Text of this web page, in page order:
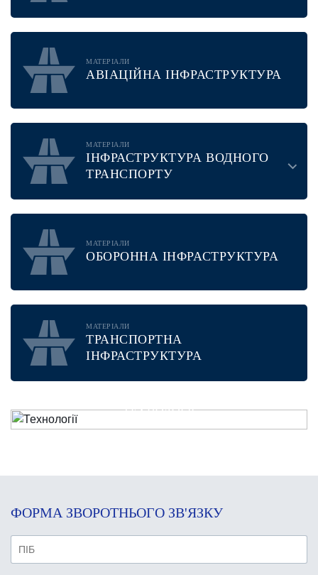
МАТЕРІАЛИ
АВІАЦІЙНА ІНФРАСТРУКТУРА
МАТЕРІАЛИ
ІНФРАСТРУКТУРА ВОДНОГО
ТРАНСПОРТУ
МАТЕРІАЛИ
ОБОРОННА ІНФРАСТРУКТУРА
МАТЕРІАЛИ
ТРАНСПОРТНА
ІНФРАСТРУКТУРА
ТЕХНОЛОГІЇ
ФОРМА ЗВОРОТНЬОГО ЗВ'ЯЗКУ